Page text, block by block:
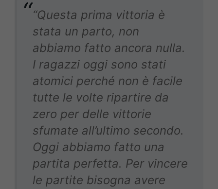
“Questa prima vittoria è
stata un parto, non
abbiamo fatto ancora nulla.
I ragazzi oggi sono stati
atomici perché non è facile
tutte le volte ripartire da
zero per delle vittorie
sfumate all’ultimo secondo.
Oggi abbiamo fatto una
partita perfetta. Per vincere
le partite bisogna avere